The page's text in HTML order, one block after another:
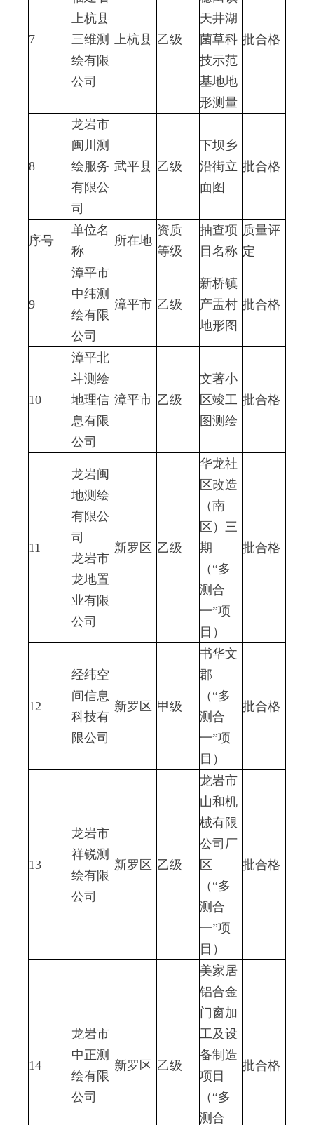
7
上杭县
三维测
绘有限
公司
上杭县 乙级
天井湖
菌草科
技示范
基地地
形测量
批合格
8
龙岩市
闽川测
绘服务
有限公
司
武平县 乙级
下坝乡
沿街立
面图
批合格
序号
单位名
称
所在地
资质
等级
抽查项
目名称
质量评
定
9
漳平市
中纬测
绘有限
公司
漳平市 乙级
新桥镇
产盂村
地形图
批合格
10
漳平北
斗测绘
地理信
息有限
公司
漳平市 乙级
文著小
区竣工
图测绘
批合格
11
龙岩闽
地测绘
有限公
司
龙岩市
龙地置
业有限
公司
新罗区 乙级
华龙社
区改造
（南
区）三
期
（“多
测合
一”项
目）
批合格
12
经纬空
间信息
科技有
限公司
新罗区 甲级
书华文
郡
（“多
测合
一”项
目）
批合格
13
龙岩市
祥锐测
绘有限
公司
新罗区 乙级
龙岩市
山和机
械有限
公司厂
区
（“多
测合
一”项
目）
批合格
14
龙岩市
中正测
绘有限
公司
新罗区 乙级
美家居
铝合金
门窗加
工及设
备制造
项目
（“多
测合
批合格